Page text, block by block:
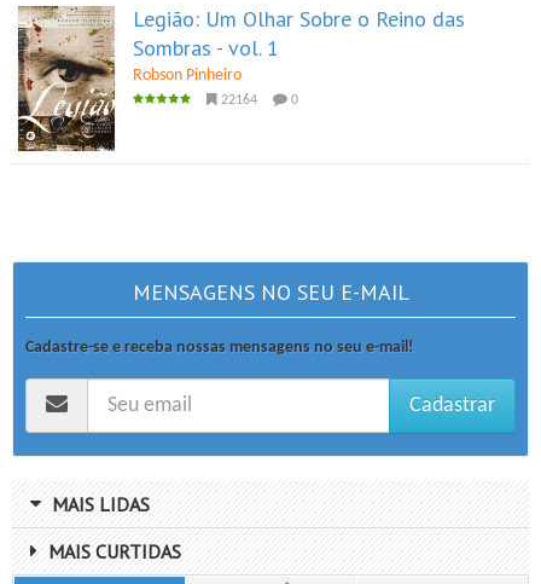
Legião: Um Olhar Sobre o Reino das
Sombras - vol. 1
Robson Pinheiro
22164 0
MENSAGENS NO SEU E-MAIL
Cadastre-se e receba nossas mensagens no seu e-mail!
Cadastrar
MAIS LIDAS
MAIS CURTIDAS